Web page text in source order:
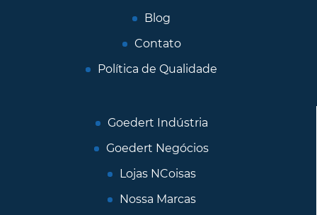
Blog
Contato
Política de Qualidade
Goedert Indústria
Goedert Negócios
Lojas NCoisas
Nossa Marcas